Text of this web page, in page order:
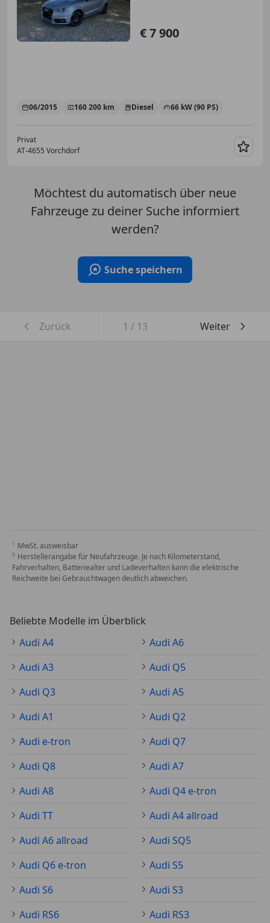
€ 7 900
06/2015 160 200 km Diesel 66 kW (90 PS)
Privat
AT-4655 Vorchdorf
Möchtest du automatisch über neue
Fahrzeuge zu deiner Suche informiert
werden?
Suche speichern
Zurück 1 / 13 Weiter
MwSt. ausweisbar
Herstellerangabe für Neufahrzeuge. Je nach Kilometerstand,
Fahrverhalten, Batteriealter und Ladeverhalten kann die elektrische
Reichweite bei Gebrauchtwagen deutlich abweichen.
Beliebte Modelle im Überblick
Audi A4
Audi A6
Audi A3
Audi Q5
Audi Q3
Audi A5
Audi A1
Audi Q2
Audi e-tron
Audi Q7
Audi Q8
Audi A7
Audi A8
Audi Q4 e-tron
Audi TT
Audi A4 allroad
Audi A6 allroad
Audi SQ5
Audi Q6 e-tron
Audi S5
Audi S6
Audi S3
Audi RS6
Audi RS3